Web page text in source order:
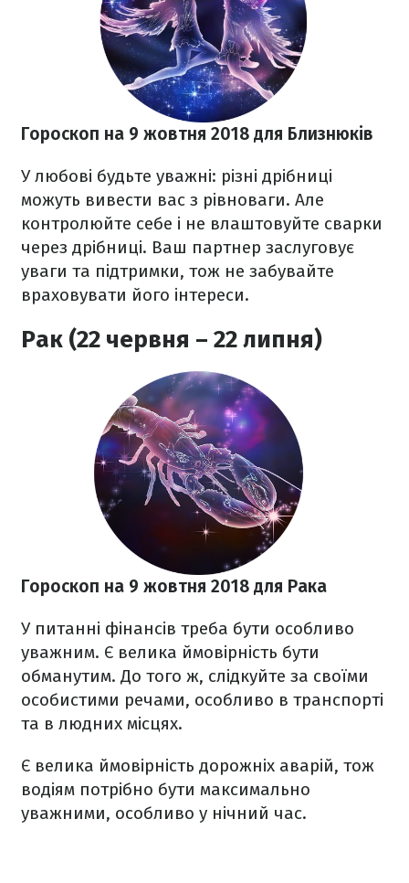
Гороскоп на 9 жовтня 2018 для Близнюків
У любові будьте уважні: різні дрібниці
можуть вивести вас з рівноваги. Але
контролюйте себе і не влаштовуйте сварки
через дрібниці. Ваш партнер заслуговує
уваги та підтримки, тож не забувайте
враховувати його інтереси.
Рак (22 червня – 22 липня)
Гороскоп на 9 жовтня 2018 для Рака
У питанні фінансів треба бути особливо
уважним. Є велика ймовірність бути
обманутим. До того ж, слідкуйте за своїми
особистими речами, особливо в транспорті
та в людних місцях.
Є велика ймовірність дорожніх аварій, тож
водіям потрібно бути максимально
уважними, особливо у нічний час.